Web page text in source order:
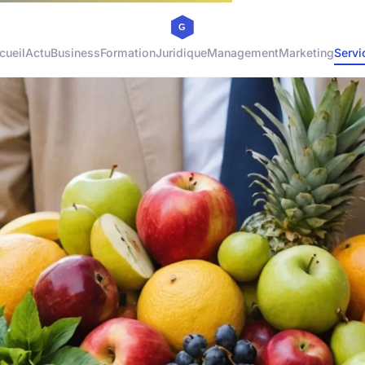
ActuBusinessFormationJuridiqueManagementMarketing